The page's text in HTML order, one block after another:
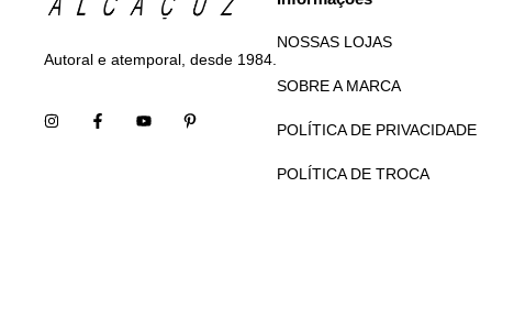
Autoral e atemporal, desde 1984.
NOSSAS LOJAS
SOBRE A MARCA
POLÍTICA DE PRIVACIDADE
POLÍTICA DE TROCA